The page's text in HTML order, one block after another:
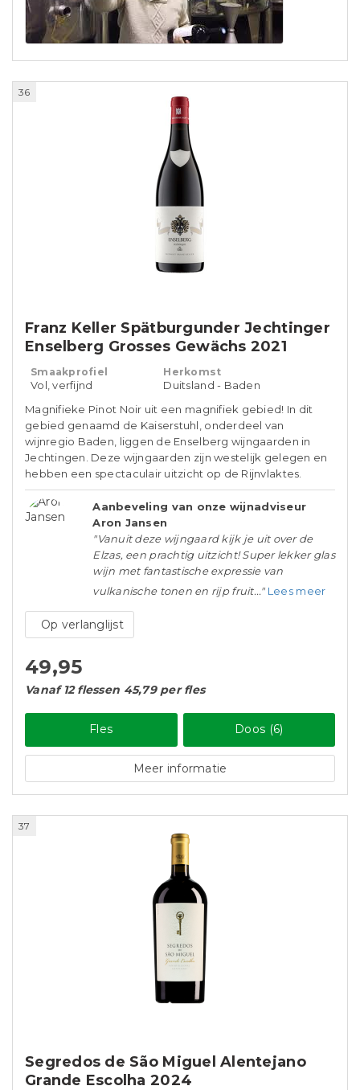
36
Franz Keller Spätburgunder Jechtinger
Enselberg Grosses Gewächs 2021
Smaakprofiel
Vol, verfijnd
Herkomst
Duitsland - Baden
Magnifieke Pinot Noir uit een magnifiek gebied! In dit
gebied genaamd de Kaiserstuhl, onderdeel van
wijnregio Baden, liggen de Enselberg wijngaarden in
Jechtingen. Deze wijngaarden zijn westelijk gelegen en
hebben een spectaculair uitzicht op de Rijnvlaktes.
Aanbeveling van onze wijnadviseur
Aron Jansen
"Vanuit deze wijngaard kijk je uit over de
Elzas, een prachtig uitzicht! Super lekker glas
wijn met fantastische expressie van
vulkanische tonen en rijp fruit..." Lees meer
Op verlanglijst
49,95
Vanaf 12 flessen 45,79 per fles
Fles Doos (6)
Meer informatie
37
Segredos de São Miguel Alentejano
Grande Escolha 2024